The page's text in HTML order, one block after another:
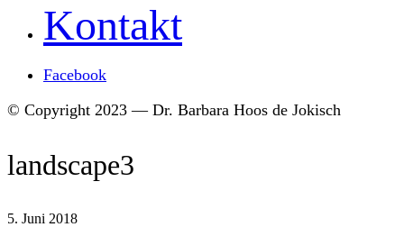
Kontakt
Facebook
© Copyright 2023 — Dr. Barbara Hoos de Jokisch
landscape3
5. Juni 2018